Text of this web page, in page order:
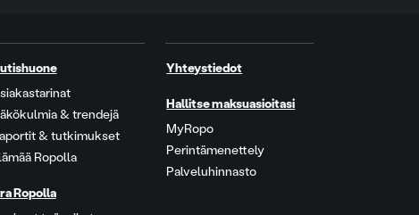
& trendejä
& tutkimukset
Ropolla
Ropolla
Yhteystiedot
Hallitse maksuasioitasi
MyRopo
Perintämenettely
Palveluhinnasto